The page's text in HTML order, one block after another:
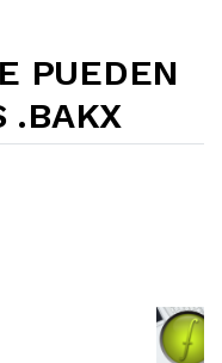
PUEDEN
.BAKX